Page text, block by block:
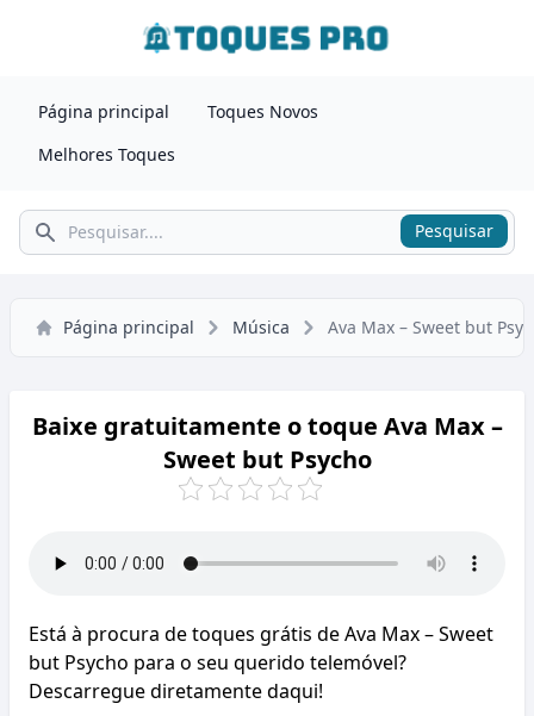
Página principal
Toques Novos
Melhores Toques
Pesquisar Pesquisar
Página principal Música Ava Max – Sweet but
Baixe gratuitamente o toque Ava Max –
Sweet but Psycho
Está à procura de toques grátis de Ava Max – Sweet
but Psycho para o seu querido telemóvel?
Descarregue diretamente daqui!